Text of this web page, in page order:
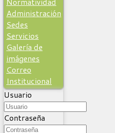
Administración
Sedes
Servicios
Galería de
imágenes
Correo
Institucional
Usuario
Contraseña